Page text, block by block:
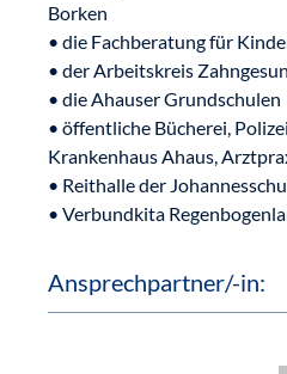
Borken
• die Fachberatung für
• der Arbeitskreis
• die Ahauser Grundschulen
• öffentliche Bücherei,
Krankenhaus Ahaus,
• Reithalle der
• Verbundkita
Ansprechpartner/-in: